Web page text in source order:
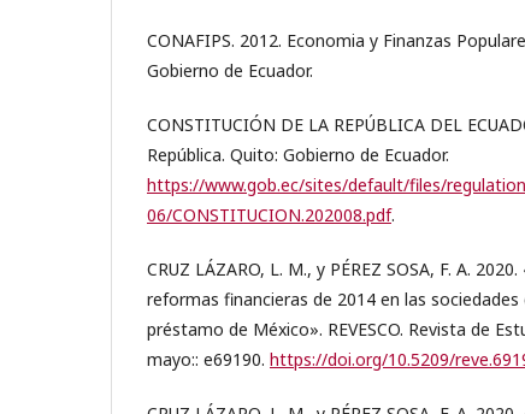
CONAFIPS. 2012. Economia y Finanzas
Gobierno de Ecuador.
CONSTITUCIÓN DE LA REPÚBLICA DEL
República. Quito: Gobierno de Ecuador.
https://www.gob.ec/sites/default/files/
06/CONSTITUCION.202008.pdf.
CRUZ LÁZARO, L. M., y PÉREZ SOSA, F. A.
reformas financieras de 2014 en las
préstamo de México». REVESCO. Revista de
mayo:: e69190. https://doi.org/10.5209/